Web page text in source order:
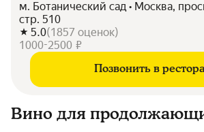
м. Ботанический сад • Москва,
стр. 510
5.0(1857 оценок)
1000-2500 ₽
Позвонить в
Вино для